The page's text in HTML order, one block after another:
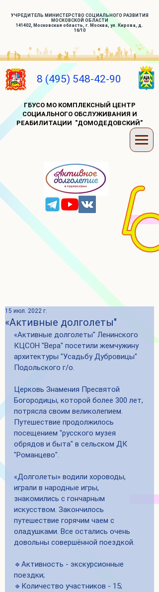
УЧРЕДИТЕЛЬ МИНИСТЕРСТВО СОЦИАЛЬНОГО РАЗВИТИЯ
МОСКОВСКОЙ ОБЛАСТИ
141402, Московская область, г. Москва, ул. Кирова, д.
16/10
8 (495) 548-42-90
ГБУСО МО КОМПЛЕКСНЫЙ ЦЕНТР
СОЦИАЛЬНОГО ОБСЛУЖИВАНИЯ И
РЕАБИЛИТАЦИИ "ДОМОДЕДОВСКИЙ"
«Активные долголеты"
15 июл. 2022 г.
«Активные долголеты" Ленинского
КЦСОН "Вера" посетили жемчужину
архитектуры "Усадьбу Дубровицы"
Подольского г/о.
Церковь Знамения Пресвятой
Богородицы, которой более 300 лет,
потрясла своим великолепием.
Путешествие продолжилось
посещением "русского музея
обрядов и быта" в сельском ДК
"Романцево".
«Долголеты» водили хороводы,
играли в народные игры,
знакомились с гончарным
искусством. Закончилось
путешествие горячим чаем с
оладушками. Все остались очень
довольны совершённой поездкой.
🔹Активность - экскурсионные
поездки;
🔹Количество участников - 15;